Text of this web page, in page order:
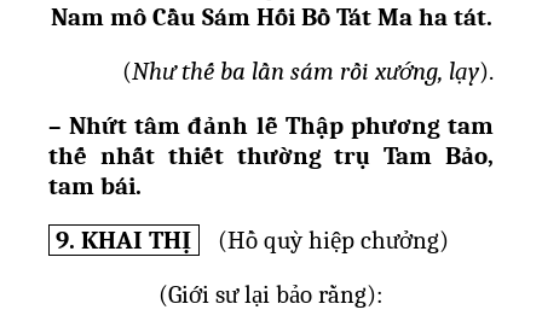
Nam mô Cầu Sám Hối BồTát Ma ha tát.
(Nhưthế ba lần sám rồi xướng, lạy).
– Nhứt tâm đảnh lễ Thập phương tam
thế nhất thiết thường trụ Tam Bảo,
tam bái.
9. KHAI THỊ
(Hồ quỳ hiệp chưởng)
(Giới sưlại bảo rằng):